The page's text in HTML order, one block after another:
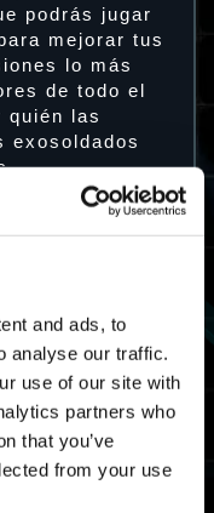
and ads, to
analyse our traffic.
use of our site with
partners who
that you’ve
from your use
podrás jugar
mejorar tus
lo más
de todo el
quién las
exosoldados
15
2023 02:59
2023 18:59